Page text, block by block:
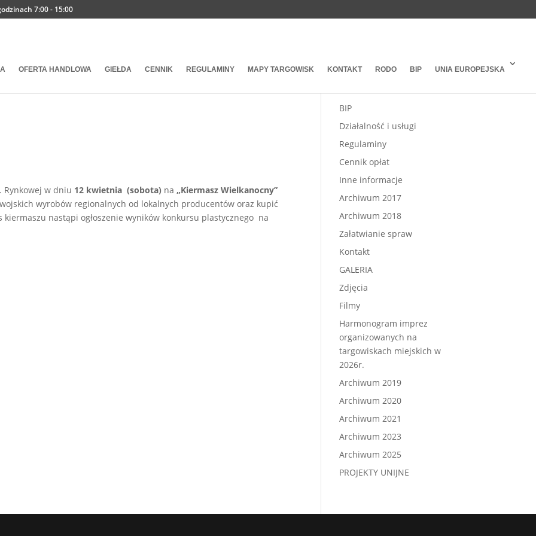
7:00 - 15:00
OFERTA HANDLOWA GIEŁDA CENNIK REGULAMINY MAPY TARGOWISK KONTAKT RODO BIP UNIA EUROPEJSKA
Rynkowej w dniu 12 kwietnia (sobota) na„Kiermasz Wielkanocny”
wyrobów regionalnych od lokalnych producentów oraz kupić
nastąpi ogłoszenie wyników konkursu plastycznego na
BIP
Działalność i usługi
Regulaminy
Cennik opłat
Inne informacje
Archiwum 2017
Archiwum 2018
Załatwianie spraw
Kontakt
GALERIA
Zdjęcia
Filmy
Harmonogram imprez
organizowanych na
targowiskach miejskich w
2026r.
Archiwum 2019
Archiwum 2020
Archiwum 2021
Archiwum 2023
Archiwum 2025
PROJEKTY UNIJNE